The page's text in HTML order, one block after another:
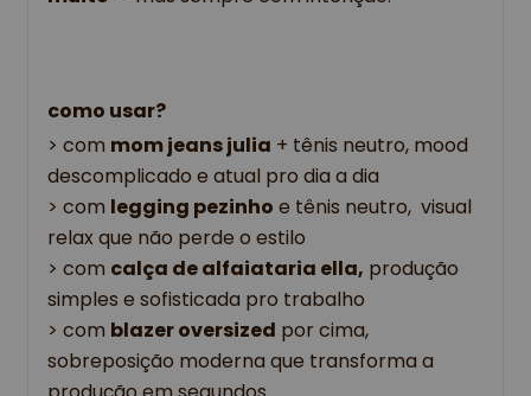
como usar?
> com mom jeans julia + tênis neutro, mood
descomplicado e atual pro dia a dia
> com legging pezinho e tênis neutro, visual
relax que não perde o estilo
> com calça de alfaiataria ella, produção
simples e sofisticada pro trabalho
> com blazer oversized por cima,
sobreposição moderna que transforma a